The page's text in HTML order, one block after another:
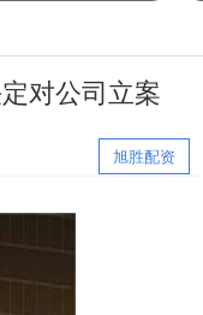
对公司立案
旭胜配资